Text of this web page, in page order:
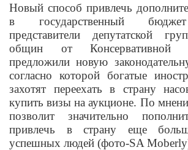
Новый способ привлечь
в государственный
представители депутатской
общин от Консервативной
предложили новую
согласно которой богатые
захотят переехать в страну
купить визы на аукционе. По
позволит значительно
привлечь в страну еще
успешных людей (фото-SA